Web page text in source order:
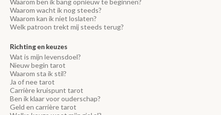
Waarom ben ik bang opnieuw te beginnen?
Waarom wacht ik nog steeds?
Waarom kan ik niet loslaten?
Welk patroon trekt mij steeds terug?
Richting en keuzes
Wat is mijn levensdoel?
Nieuw begin tarot
Waarom sta ik stil?
Ja of nee tarot
Carrière kruispunt tarot
Ben ik klaar voor ouderschap?
Geld en carrière tarot